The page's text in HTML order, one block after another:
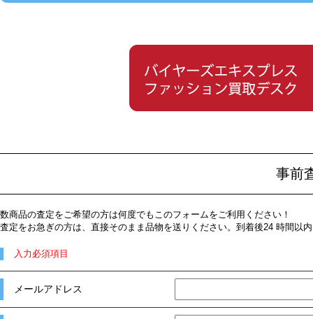
事前
数商品の査定をご希望の方は何度でもこのフォームをご利用ください！
査定をお急ぎの方は、直接そのまま品物を送りください。到着後24 時間以
入力必須項目
メールアドレス